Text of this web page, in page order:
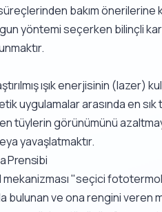
bakım önerilerine
yöntemi seçerken bilinçli
ışık enerjisinin (lazer)
uygulamalar arasında en
tüylerin görünümünü
yavaşlatmaktır.
Prensibi
"seçici
bulunan ve ona rengini veren